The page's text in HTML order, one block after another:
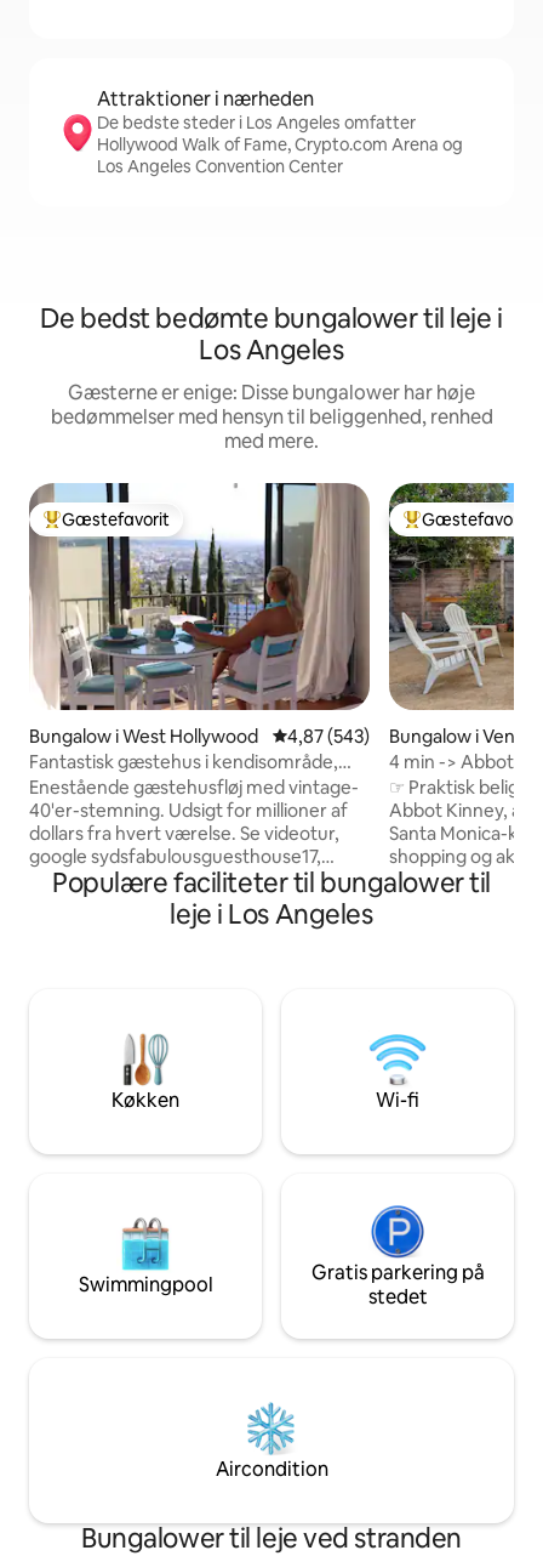
Attraktioner i nærheden
De bedste steder i Los Angeles omfatter
Hollywood Walk of Fame, Crypto.com Arena og
Los Angeles Convention Center
De bedst bedømte bungalower til leje i
Los Angeles
Gæsterne er enige: Disse bungalower har høje
bedømmelser med hensyn til beliggenhed, renhed
med mere.
Bedste gæstefavorit
Gæstefavorit
Bungalow i West Hollywood 4,87 ud af 5 i gennemsnitlig
4,87 (543)
Fantastisk gæstehus i kendisområde,
fantastisk udsigt/pool
Enestående gæstehusfløj med vintage-
40'er-stemning. Udsigt for millioner af
dollars fra hvert værelse. Se videotur,
google sydsfabulousguesthouse17,
inden du booker. Populært område i
bjergskråningen med kendisser ligger i
gåafstand fra gode spisesteder,
der. Ejendommen drives 100 % på
solenergi. Elbiloplader til rådighed. Gratis
parkering på gaden døgnet rundt.
Rygning af tobak er ikke tilladt (hash er
er en fantastisk luksusejendom!
Bedste
Gæstefavorit
Bungalow i Venice
4 min -> Abbot
badeværelser |
☞ Praktisk
Abbot Kinney,
Santa Monica-
shopping og aktiviteter. 5
Venice Beach
"den fedeste blok
magasinet. Føj til ønskeliste - klik ❤ på i
øverste højre hjørne ★ "Bedste
vi har boet i!" ★
Populære faciliteter til bungalower til
leje i Los Angeles
Køkken Wi-fi
Swimmingpool
Gratis parkering på
stedet
Aircondition
Bungalower til leje ved stranden